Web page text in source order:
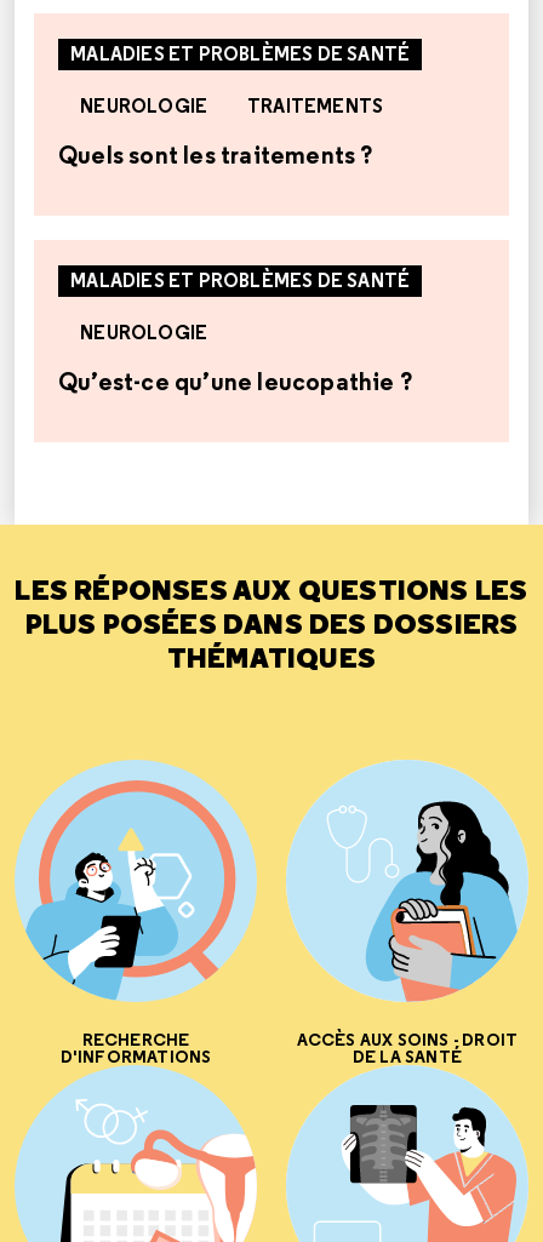
MALADIES ET PROBLÈMES DE SANTÉ
NEUROLOGIE TRAITEMENTS
Quels sont les traitements ?
MALADIES ET PROBLÈMES DE SANTÉ
NEUROLOGIE
Qu’est-ce qu’une leucopathie ?
LES RÉPONSES AUX QUESTIONS LES
PLUS POSÉES DANS DES DOSSIERS
THÉMATIQUES
RECHERCHE
D'INFORMATIONS
ACCÈS AUX SOINS - DROIT
DE LA SANTÉ